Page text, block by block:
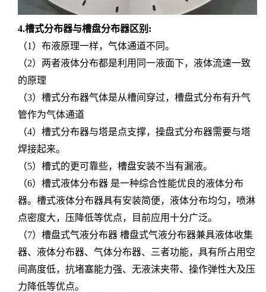
4.槽式分布器与槽盘分布器区别:
（1 ） 布液原理一样，气体通道不同。
（2） 两者液体分布都是利用同一液面下，液体流速一致
的原理
（3） 槽式分布器气体是从槽间穿过，槽盘式分布有升气
管作为气体通道
（4） 槽式分布器与塔是点支撑，操盘式分布器需要与塔
焊接起来。
（5） 槽式的更可靠些，槽盘安装不当有漏液。
（6） 槽式液体分布器 是一种综合性能优良的液体分布
器。槽式液体分布器具有安装简便，液体分布均匀，喷淋
点密度大，压降低等优点，目前应用十分广泛。
（7） 槽盘式气液分布器 槽盘式气液分布器兼具液体收集
器、液体分布器、气体分布器、三者功能，具有所占用空
间高度低，抗堵塞能力强、无液沫夹带、操作弹性大及压
力降低等优点。